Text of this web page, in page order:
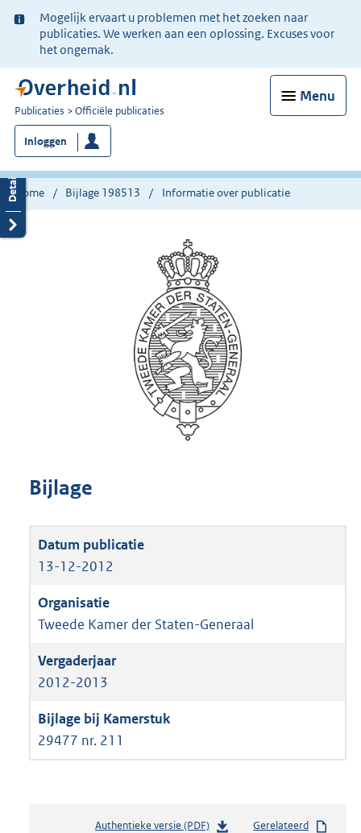
Ter
informatie:
Mogelijk ervaart u problemen met het zoeken naar
publicaties. We werken aan een oplossing. Excuses voor
het ongemak.
Menu
U
bent
nu
hier:
Publicaties Officiële publicaties
Inloggen
Home Bijlage 198513 Informatie over publicatie
Bijlage
13-12-2012
Tweede Kamer der Staten-Generaal
2012-2013
29477 nr. 211
Authentieke versie (PDF)b
Gerelateerd